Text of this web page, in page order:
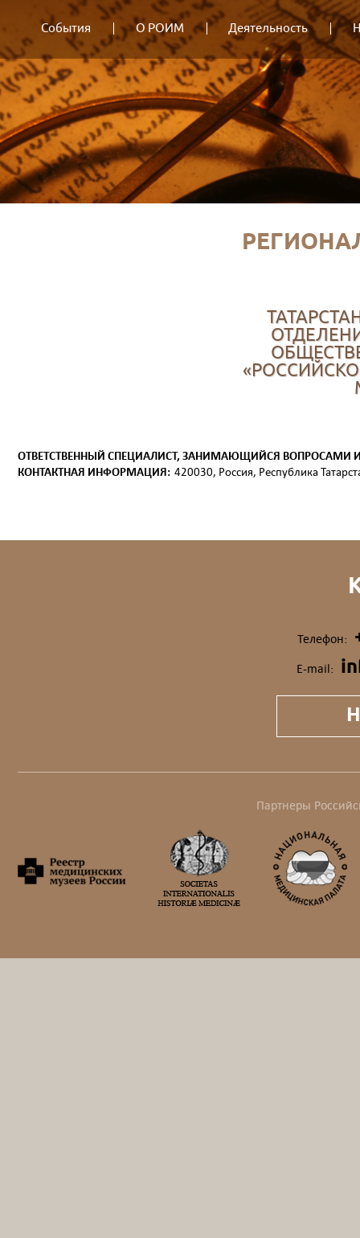
События О РОИМ Деятельность
ОТВЕТСТВЕННЫЙ СПЕЦИАЛИСТ, ЗАНИМАЮЩИЙСЯ ВОПРОСАМИ
КОНТАКТНАЯ ИНФОРМАЦИЯ: 420030, Россия, Республика
Телефон:
E-mail:
Партнеры